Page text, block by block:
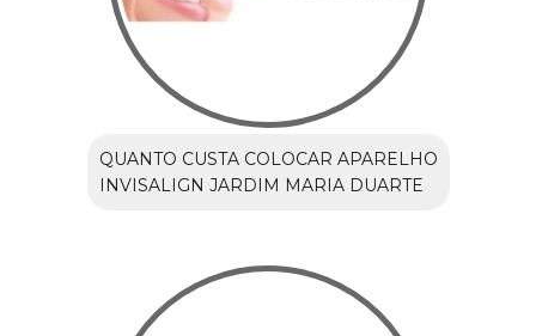
QUANTO CUSTA COLOCAR APARELHO
INVISALIGN JARDIM MARIA DUARTE